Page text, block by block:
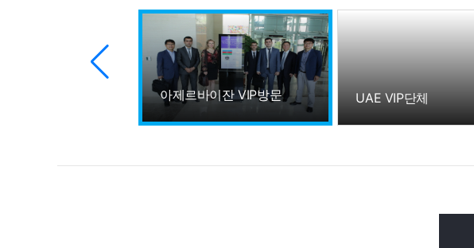
아제르바이잔 VIP방문 UAE VIP단체